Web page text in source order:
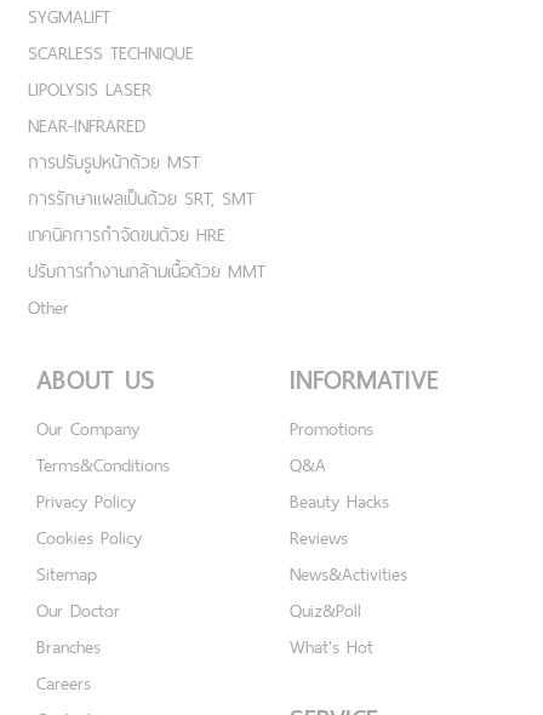
SYGMALIFT
SCARLESS TECHNIQUE
LIPOLYSIS LASER
NEAR-INFRARED
การปรับรูปหน้าด้วย MST
การรักษาแผลเป็นด้วย SRT, SMT
เทคนิคการกำจัดขนด้วย HRE
ปรับการทำงานกล้ามเนื้อด้วย MMT
Other
ABOUT US
Our Company
Terms&Conditions
Privacy Policy
Cookies Policy
Sitemap
Our Doctor
Branches
Careers
INFORMATIVE
Promotions
Q&A
Beauty Hacks
Reviews
News&Activities
Quiz&Poll
What's Hot